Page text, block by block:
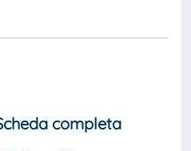
completa